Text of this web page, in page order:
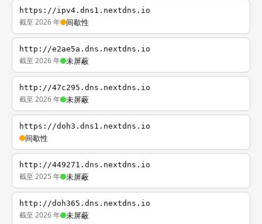
https://ipv4.dns1.nextdns.io
截至 2026 年 间歇性
http://e2ae5a.dns.nextdns.io
截至 2026 年 未屏蔽
http://47c295.dns.nextdns.io
截至 2026 年 未屏蔽
https://doh3.dns1.nextdns.io
间歇性
http://449271.dns.nextdns.io
截至 2025 年 未屏蔽
http://doh365.dns.nextdns.io
截至 2026 年 未屏蔽